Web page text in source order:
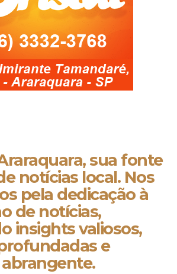
sua fonte
notícias local. Nos
pela dedicação à
de notícias,
insights valiosos,
e